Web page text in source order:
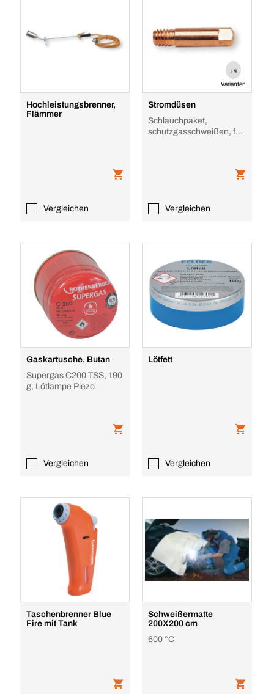
Hochleistungsbrenner,
Flämmer
Vergleichen
+4
Varianten
Stromdüsen
Schlauchpaket,
schutzgasschweißen, für
Vergleichen
Gaskartusche, Butan
Supergas C200 TSS, 190
g, Lötlampe Piezo
Vergleichen
Lötfett
Vergleichen
Taschenbrenner Blue
Fire mit Tank
Schweißermatte
200X200 cm
600 °C